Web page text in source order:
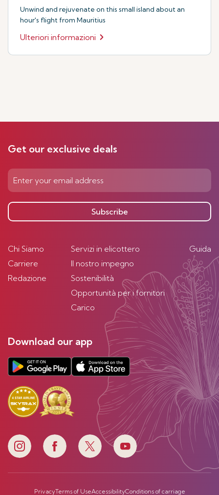
Unwind and rejuvenate on this small island about an
hour's flight from Mauritius
Ulteriori informazioni
Get our exclusive deals
Subscribe
Chi Siamo
Carriere
Redazione
Servizi in elicottero
Il nostro impegno
Sostenibilità
Opportunità per i fornitori
Carico
Guida
Download our app
PrivacyTerms of UseAccessibilityConditions of carriage